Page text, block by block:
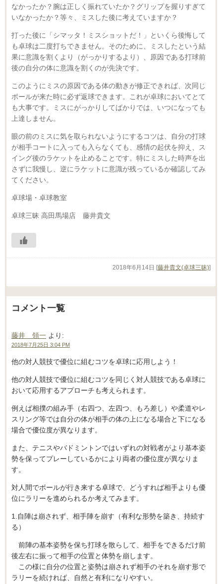
なかったか？腕は正しく振れていたか？グリップを握りすぎて
いなかったか？等々、ミスした後に考えていますか？
打った後に「シマッタ！ミスショットだ！」といくら後悔して
も卓球は二度打ちできません。そのために、ミスしたという結
果に意識を割くより（がっかりするより）、原因である打球前
後の自分の体に意識を割くのが先決です。
このようにミスの原因である体の動きが修正できれば、次同じ
ボールが来た時に必ず返球できます。これが卓球においてとて
も大事です。ミスにがっかりしてばかりでは、いつになっても
上達しません。
眼の前のミスに気を取られないようにするコツは、自分の打球
が相手コートに入っても入らなくても、感情の起伏を抑え、ス
イング後のラケットを止めることです。特にミスした時声を出
さずに我慢し、逆にラケットに意識が残っているか確認してみ
てください。
卓球場・卓球教室
卓球三昧 高田馬場店 藤井貴文
2018年6月14日 [藤井貴文(卓球三昧)]
コメント一覧
藤井 領一 より:
2018年7月25日 3:04 PM
他の対人競技で優位に組むコツを卓球に応用しよう！
他の対人競技で優位に組むコツを同じく対人競技である卓球に
おいて応用するアプローチも考えられます。
例えば相撲の組み手（右四つ、左四つ、もろ差し）や柔道やレ
スリング等では自分の体が相手の体の上になる場合と下になる
場合で優位度が異なります。
また、テニスやバドミントンではいずれの対戦者がより基本姿
勢を保ってプレーしているかにより両者の優位度が異なりま
す。
対人間でボールが行き来する卓球で、どうすれば相手よりも優
位にラリーを進められるか考えてみます。
1.自陣は崩されず、相手陣を崩す（有利な形勢を築き、持続す
る）
前陣の基本姿勢を保ち打球を散らして、相手をできるだけ前
後左右に振って相手の位置と体勢を崩します。
この様に自分の位置と姿勢は崩されず相手のそれを崩す形で
ラリーを続ければ、自然と有利になりやすい。